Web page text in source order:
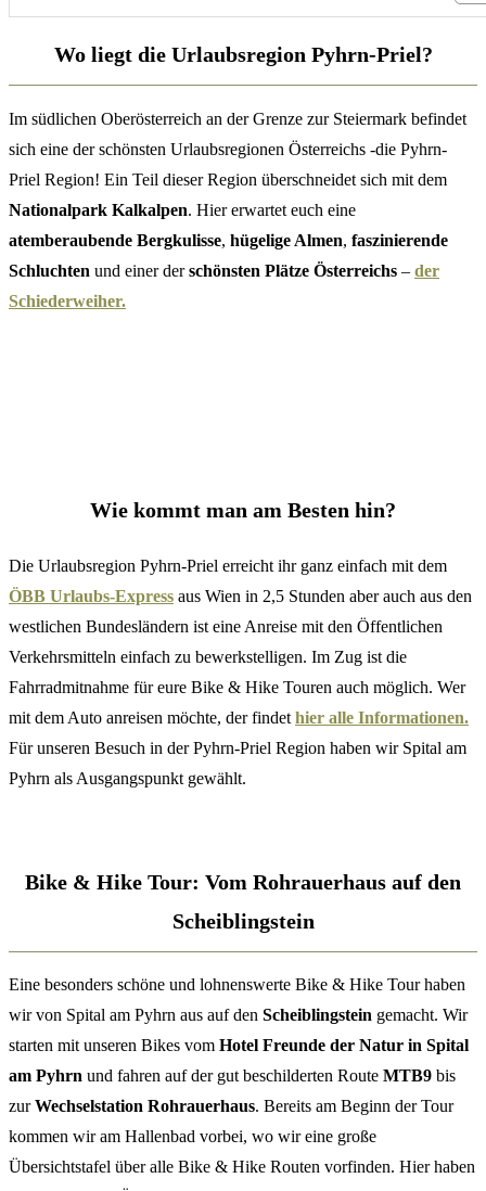
Wo liegt die Urlaubsregion Pyhrn-Priel?
Im südlichen Oberösterreich an der Grenze zur Steiermark befindet
sich eine der schönsten Urlaubsregionen Österreichs -die Pyhrn-
Priel Region! Ein Teil dieser Region überschneidet sich mit dem
Nationalpark Kalkalpen. Hier erwartet euch eine
atemberaubende Bergkulisse, hügelige Almen, faszinierende
Schluchten und einer derschönsten Plätze Österreichs – der
Schiederweiher.
Wie kommt man am Besten hin?
Die Urlaubsregion Pyhrn-Priel erreicht ihr ganz einfach mit dem
ÖBB Urlaubs-Express aus Wien in 2,5 Stunden aber auch aus den
westlichen Bundesländern ist eine Anreise mit den Öffentlichen
Verkehrsmitteln einfach zu bewerkstelligen. Im Zug ist die
Fahrradmitnahme für eure Bike & Hike Touren auch möglich. Wer
mit dem Auto anreisen möchte, der findet hier alle Informationen.
Für unseren Besuch in der Pyhrn-Priel Region haben wir Spital am
Pyhrn als Ausgangspunkt gewählt.
Bike & Hike Tour: Vom Rohrauerhaus auf den
Scheiblingstein
Eine besonders schöne und lohnenswerte Bike & Hike Tour haben
wir von Spital am Pyhrn aus auf den Scheiblingstein gemacht. Wir
starten mit unseren Bikes vom Hotel Freunde der Natur in Spital
am Pyhrn und fahren auf der gut beschilderten Route MTB9 bis
zurWechselstation Rohrauerhaus. Bereits am Beginn der Tour
kommen wir am Hallenbad vorbei, wo wir eine große
Übersichtstafel über alle Bike & Hike Routen vorfinden. Hier haben